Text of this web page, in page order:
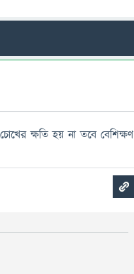
ক্ষতি হয় না তবে বেশিক্ষণ